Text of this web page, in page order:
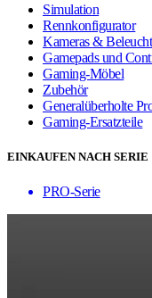
Simulation
Rennkonfigurator
Kameras &
Gamepads und
Gaming-Möbel
Zubehör
Generalüberholte
Gaming-Ersatzteile
EINKAUFEN NACH SERIE
PRO-Serie